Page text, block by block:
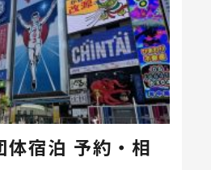
体宿泊 予約・相